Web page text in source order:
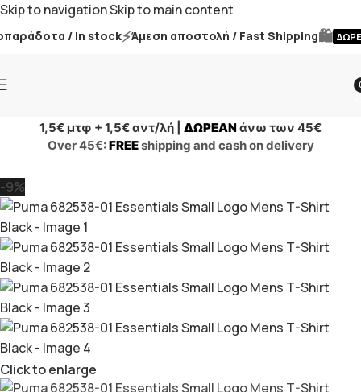
Skip to navigationSkip to main content
/ In stock⚡Άμεση αποστολή / Fast Shipping🛍️
1,5€ μτφ + 1,5€ αντ/λή | ΔΩΡΕΑΝάνω των 45€
Over 45€:FREEshipping and cash on delivery
-9%
Click to enlarge